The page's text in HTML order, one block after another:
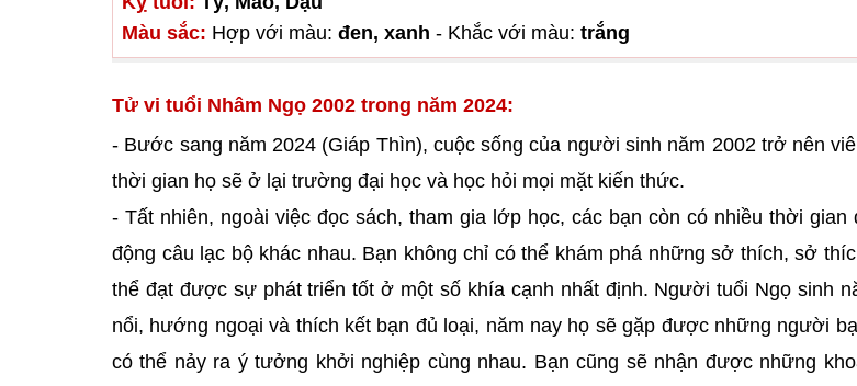
Màu sắc: Hợp với màu: đen, xanh - Khắc với màu: trắng
Tử vi tuổi Nhâm Ngọ 2002 trong năm 2024:
- Bước sang năm 2024 (Giáp Thìn), cuộc sống của người sinh năm 2002 trở nên
thời gian họ sẽ ở lại trường đại học và học hỏi mọi mặt kiến ​​thức.
- Tất nhiên, ngoài việc đọc sách, tham gia lớp học, các bạn còn có nhiều thời gian
động câu lạc bộ khác nhau. Bạn không chỉ có thể khám phá những sở thích, sở
thể đạt được sự phát triển tốt ở một số khía cạnh nhất định. Người tuổi Ngọ sinh
nổi, hướng ngoại và thích kết bạn đủ loại, năm nay họ sẽ gặp được những người
có thể nảy ra ý tưởng khởi nghiệp cùng nhau. Bạn cũng sẽ nhận được những